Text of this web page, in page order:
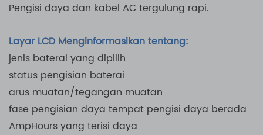
Pengisi daya dan kabel AC tergulung rapi.
Layar LCD Menginformasikan tentang:
jenis baterai yang dipilih
status pengisian baterai
arus muatan/tegangan muatan
fase pengisian daya tempat pengisi daya berada
AmpHours yang terisi daya